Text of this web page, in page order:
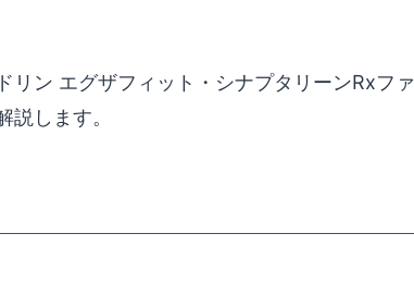
リン エグザフィット・シナプタリーンRxファ
します。